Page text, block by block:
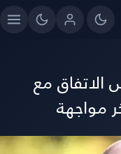
مع
مواجهة